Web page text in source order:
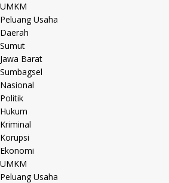
UMKM
Peluang Usaha
Daerah
Sumut
Jawa Barat
Sumbagsel
Nasional
Politik
Hukum
Kriminal
Korupsi
Ekonomi
UMKM
Peluang Usaha